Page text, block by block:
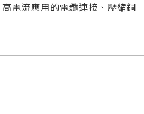
電流應用的電纜連接、壓縮銅